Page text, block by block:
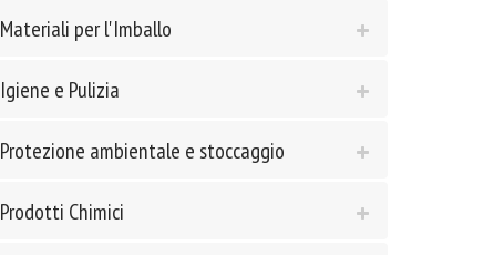
Materiali per l'Imballo
Igiene e Pulizia
Protezione ambientale e stoccaggio
Prodotti Chimici